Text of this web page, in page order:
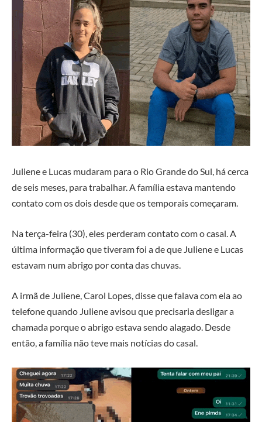
Juliene e Lucas mudaram para o Rio Grande do Sul, há cerca
de seis meses, para trabalhar. A família estava mantendo
contato com os dois desde que os temporais começaram.
Na terça-feira (30), eles perderam contato com o casal. A
última informação que tiveram foi a de que Juliene e Lucas
estavam num abrigo por conta das chuvas.
A irmã de Juliene, Carol Lopes, disse que falava com ela ao
telefone quando Juliene avisou que precisaria desligar a
chamada porque o abrigo estava sendo alagado. Desde
então, a família não teve mais notícias do casal.